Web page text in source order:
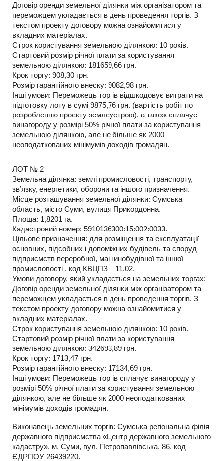
Договір оренди земельної ділянки між організатором та
переможцем укладається в день проведення торгів. З
текстом проекту договору можна ознайомитися у
вкладних матеріалах.
Строк користування земельною ділянкою: 10 років.
Стартовий розмір річної плати за користування
земельною ділянкою: 181659,66 грн.
Крок торгу: 908,30 грн.
Розмір гарантійного внеску: 9082,98 грн.
Інші умови: Переможець торгів відшкодовує витрати на
підготовку лоту в сумі 9875,76 грн. (вартість робіт по
розробленню проекту землеустрою), а також сплачує
винагороду у розмірі 50% річної плати за користування
земельною ділянкою, але не більше як 2000
неоподаткованих мінімумів доходів громадян.
ЛОТ № 2
Земельна ділянка: землі промисловості, транспорту,
зв’язку, енергетики, оборони та іншого призначення.
Місце розташування земельної ділянки: Сумська
область, місто Суми, вулиця Прикордонна.
Площа: 1,8201 га.
Кадастровий номер: 5910136300:15:002:0033.
Цільове призначення: для розміщення та експлуатації
основних, підсобних і допоміжних будівель та споруд
підприємств переробної, машинобудівної та іншої
промисловості , код КВЦПЗ – 11.02.
Умови договору, який укладається на земельних торгах:
Договір оренди земельної ділянки між організатором та
переможцем укладається в день проведення торгів. З
текстом проекту договору можна ознайомитися у
вкладних матеріалах.
Строк користування земельною ділянкою: 10 років.
Стартовий розмір річної плати за користування
земельною ділянкою: 342693,89 грн.
Крок торгу: 1713,47 грн.
Розмір гарантійного внеску: 17134,69 грн.
Інші умови: Переможець торгів сплачує винагороду у
розмірі 50% річної плати за користування земельною
ділянкою, але не більше як 2000 неоподаткованих
мінімумів доходів громадян.
Виконавець земельних торгів: Сумська регіональна філія
державного підприємства «Центр державного земельного
кадастру», м. Суми, вул. Петропавлівська, 86, код
ЄДРПОУ 26439220.